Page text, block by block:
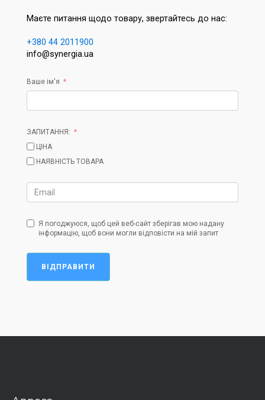
Маєте питання щодо товару, звертайтесь до нас:
+380 44 2011900
info@synergia.ua
Ваше ім'я
ЗАПИТАННЯ:
ЦІНА
НАЯВНІСТЬ ТОВАРА
Я погоджуюся, щоб цей веб-сайт зберігав мою надану
інформацію, щоб вони могли відповісти на мій запит
ВІДПРАВИТИ